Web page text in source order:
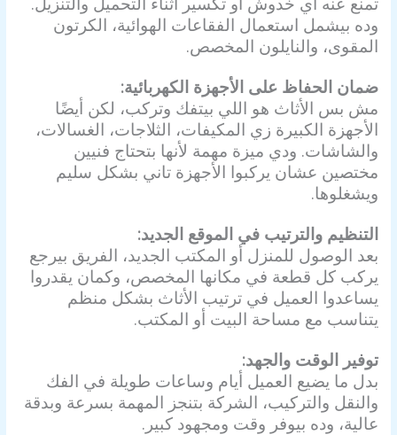
وده بيشمل استعمال الفقاعات الهوائية، الكرتون
المقوى، والنايلون المخصص.
ضمان الحفاظ على الأجهزة الكهربائية:
مش بس الأثاث هو اللي بيتفك وتركب، لكن أيضًا
الأجهزة الكبيرة زي المكيفات، الثلاجات، الغسالات،
والشاشات. ودي ميزة مهمة لأنها بتحتاج فنيين
مختصين عشان يركبوا الأجهزة تاني بشكل سليم
ويشغلوها.
التنظيم والترتيب في الموقع الجديد:
بعد الوصول للمنزل أو المكتب الجديد، الفريق بيرجع
يركب كل قطعة في مكانها المخصص، وكمان يقدروا
يساعدوا العميل في ترتيب الأثاث بشكل منظم
يتناسب مع مساحة البيت أو المكتب.
توفير الوقت والجهد:
بدل ما يضيع العميل أيام وساعات طويلة في الفك
والنقل والتركيب، الشركة بتنجز المهمة بسرعة وبدقة
عالية، وده بيوفر وقت ومجهود كبير.